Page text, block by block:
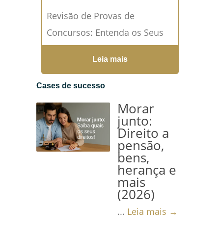
Revisão de Provas de
Concursos: Entenda os Seus
Direitos e Como Proceder A
revisão de provas de
concursos é um direito
que se sentem prejudicados
ou injustiçados...Leia mais →
Leia mais
Cases de sucesso
Morar
junto:
Direito a
pensão,
bens,
herança e
mais
(2026)
... Leia mais →